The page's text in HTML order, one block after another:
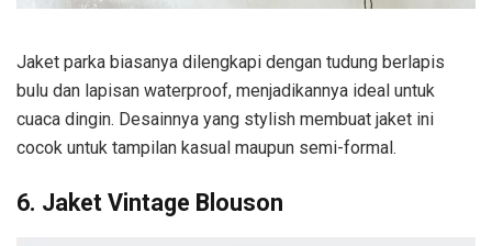
Jaket parka biasanya dilengkapi dengan tudung berlapis
bulu dan lapisan waterproof, menjadikannya ideal untuk
cuaca dingin. Desainnya yang stylish membuat jaket ini
cocok untuk tampilan kasual maupun semi-formal.
6. Jaket Vintage Blouson